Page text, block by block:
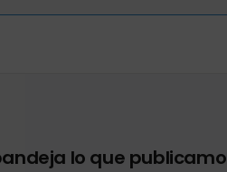
lo que